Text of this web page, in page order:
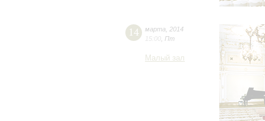
14 марта
2014
15:00 Пт
Малый зал